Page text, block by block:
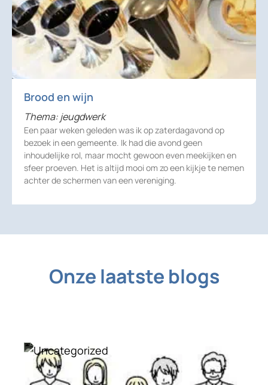
Brood en wijn
Thema: jeugdwerk
Een paar weken geleden was ik op zaterdagavond op
bezoek in een gemeente. Ik had die avond geen
inhoudelijke rol, maar mocht gewoon even meekijken en
sfeer proeven. Het is altijd mooi om zo een kijkje te nemen
achter de schermen van een vereniging.
Onze laatste blogs